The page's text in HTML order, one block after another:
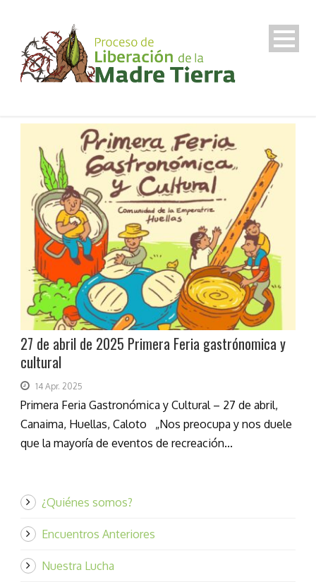
27 de abril de 2025 Primera Feria gastrónomica y
cultural
14 Apr. 2025
Primera Feria Gastronómica y Cultural – 27 de abril,
Canaima, Huellas, Caloto „Nos preocupa y nos duele
que la mayoría de eventos de recreación...
¿Quiénes somos?
Encuentros Anteriores
Nuestra Lucha